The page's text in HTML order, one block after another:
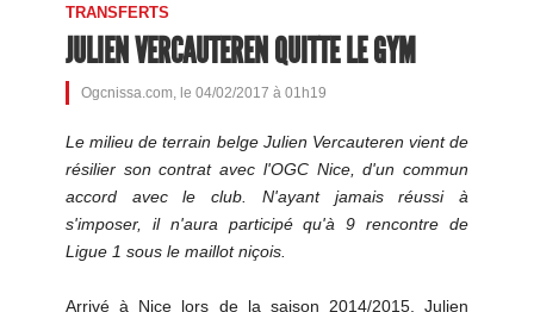
TRANSFERTS
JULIEN VERCAUTEREN QUITTE LE GYM
Ogcnissa.com, le 04/02/2017 à 01h19
Le milieu de terrain belge Julien Vercauteren vient de
résilier son contrat avec l'OGC Nice, d'un commun
accord avec le club. N'ayant jamais réussi à
s'imposer, il n'aura participé qu'à 9 rencontre de
Ligue 1 sous le maillot niçois.
Arrivé à Nice lors de la saison 2014/2015, Julien